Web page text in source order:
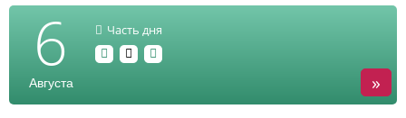
6
Августа
Часть дня
»